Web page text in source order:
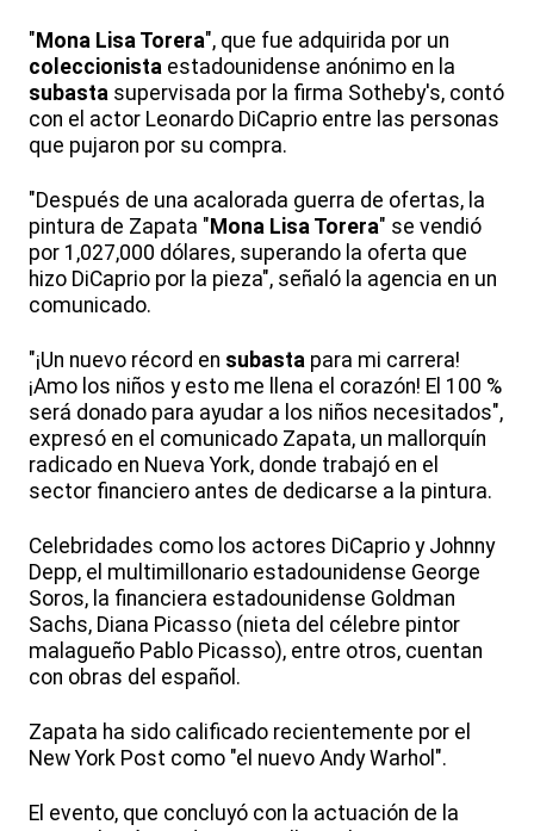
" Mona Lisa Torera", que fue adquirida por un
coleccionista estadounidense anónimo en la
subasta supervisada por la firma Sotheby's, contó
con el actor Leonardo DiCaprio entre las personas
que pujaron por su compra.
"Después de una acalorada guerra de ofertas, la
pintura de Zapata " Mona Lisa Torera" se vendió
por 1,027,000 dólares, superando la oferta que
hizo DiCaprio por la pieza", señaló la agencia en un
comunicado.
"¡Un nuevo récord en subasta para mi carrera!
¡Amo los niños y esto me llena el corazón! El 100 %
será donado para ayudar a los niños necesitados",
expresó en el comunicado Zapata, un mallorquín
radicado en Nueva York, donde trabajó en el
sector financiero antes de dedicarse a la pintura.
Celebridades como los actores DiCaprio y Johnny
Depp, el multimillonario estadounidense George
Soros, la financiera estadounidense Goldman
Sachs, Diana Picasso (nieta del célebre pintor
malagueño Pablo Picasso), entre otros, cuentan
con obras del español.
Zapata ha sido calificado recientemente por el
New York Post como "el nuevo Andy Warhol".
El evento, que concluyó con la actuación de la